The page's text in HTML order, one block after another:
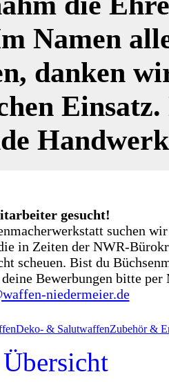
Namen
danken
Einsatz.
gesucht!
suchen wir
in Zeiten der NWR-
scheuen. Bist du
Bewerbungen bitte
niedermeier.de
Deko- & SalutwaffenZubehör &